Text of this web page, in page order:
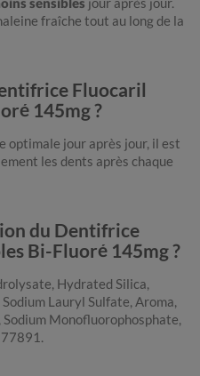
fraîche tout au long de la
Fluocaril
145mg ?
optimale jour après jour, il est
les dents après chaque
du Dentifrice
Bi-Fluoré 145mg ?
Hydrated Silica,
Lauryl Sulfate, Aroma,
Sodium Monofluorophosphate,
77891.